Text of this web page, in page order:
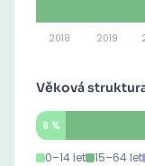
2018 2019
Věková
9 %
0–14 let 15–64 let